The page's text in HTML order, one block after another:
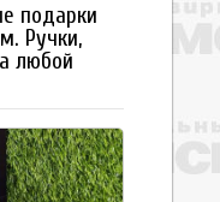
подарки
Ручки,
любой